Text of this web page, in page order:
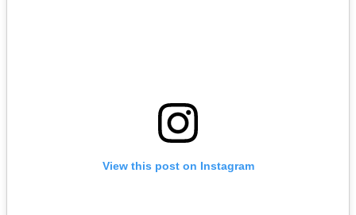
View this post on Instagram